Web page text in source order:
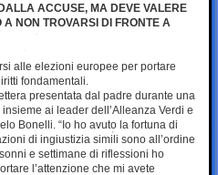
ACCUSE, MA DEVE VALERE
NON TROVARSI DI FRONTE A
alle elezioni europee per portare
fondamentali.
presentata dal padre durante una
ai leader dell’Alleanza Verdi e
Bonelli. “Io ho avuto la fortuna di
di ingiustizia simili sono all’ordine
e settimane di riflessioni ho
l’attenzione che mi avete